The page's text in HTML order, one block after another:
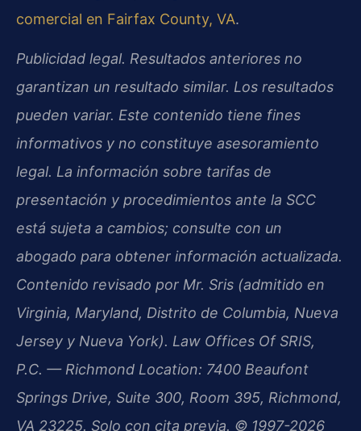
comercial en Fairfax County, VA.
Publicidad legal. Resultados anteriores no
garantizan un resultado similar. Los resultados
pueden variar. Este contenido tiene fines
informativos y no constituye asesoramiento
legal. La información sobre tarifas de
presentación y procedimientos ante la SCC
está sujeta a cambios; consulte con un
abogado para obtener información actualizada.
Contenido revisado por Mr. Sris (admitido en
Virginia, Maryland, Distrito de Columbia, Nueva
Jersey y Nueva York). Law Offices Of SRIS,
P.C. — Richmond Location: 7400 Beaufont
Springs Drive, Suite 300, Room 395, Richmond,
VA 23225. Solo con cita previa. © 1997-2026